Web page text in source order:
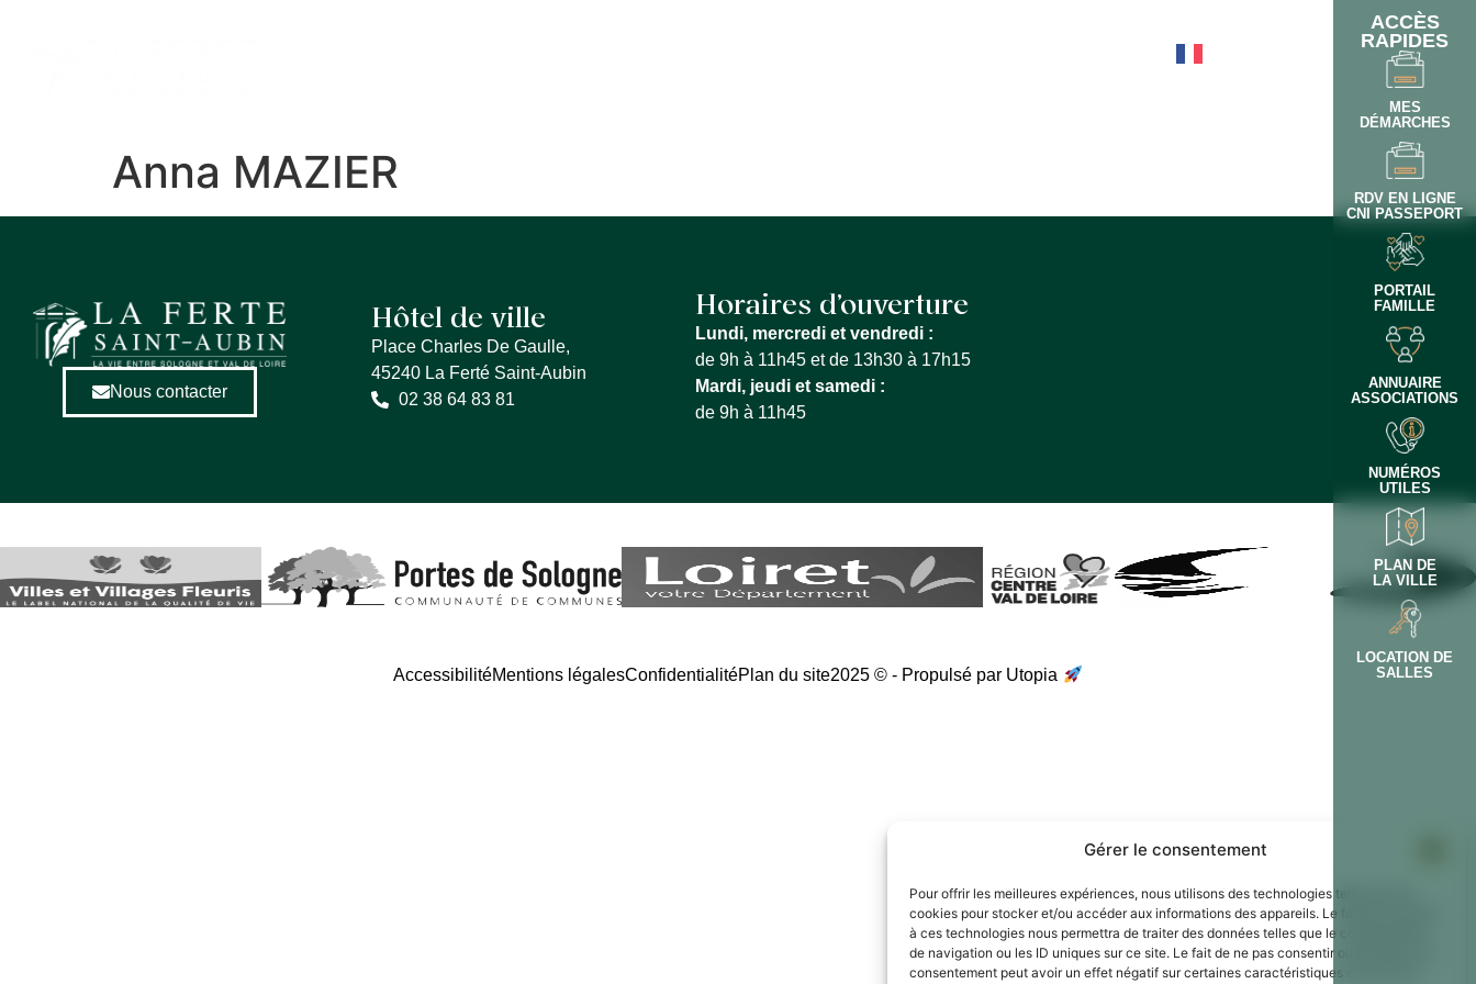
Gérer le consentement
Pour offrir les meilleures expériences, nous utilisons des technologies telles que les
cookies pour stocker et/ou accéder aux informations des appareils. Le fait de consentir
à ces technologies nous permettra de traiter des données telles que le comportement
de navigation ou les ID uniques sur ce site. Le fait de ne pas consentir ou de retirer son
consentement peut avoir un effet négatif sur certaines caractéristiques et fonctions.
ACCÈS
RAPIDES
MES
DÉMARCHES
RDV EN LIGNE
CNI PASSEPORT
PORTAIL
FAMILLE
ANNUAIRE
ASSOCIATIONS
NUMÉROS
UTILES
PLAN DE
LA VILLE
LOCATION DE
SALLES
Anna MAZIER
Nous contacter
Hôtel de ville
Place Charles De Gaulle,
45240 La Ferté Saint-Aubin
02 38 64 83 81
Horaires d’ouverture
Lundi, mercredi et vendredi :
de 9h à 11h45 et de 13h30 à 17h15
Mardi, jeudi et samedi :
de 9h à 11h45
AccessibilitéMentions légalesConfidentialitéPlan du site2025 © - Propulsé par Utopia